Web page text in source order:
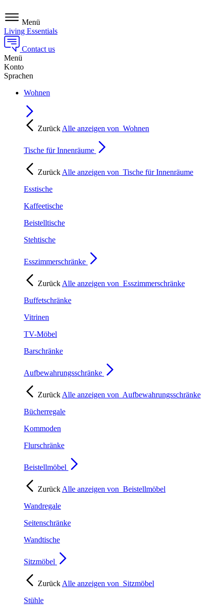
Menü
Living Essentials
Contact us
Menü
Konto
Sprachen
Wohnen
Zurück Alle anzeigen von Wohnen
Tische für Innenräume
Zurück Alle anzeigen von Tische für Innenräume
Esstische
Kaffeetische
Beistelltische
Stehtische
Esszimmerschränke
Zurück Alle anzeigen von Esszimmerschränke
Buffetschränke
Vitrinen
TV-Möbel
Barschränke
Aufbewahrungsschränke
Zurück Alle anzeigen von Aufbewahrungsschränke
Bücherregale
Kommoden
Flurschränke
Beistellmöbel
Zurück Alle anzeigen von Beistellmöbel
Wandregale
Seitenschränke
Wandtische
Sitzmöbel
Zurück Alle anzeigen von Sitzmöbel
Stühle